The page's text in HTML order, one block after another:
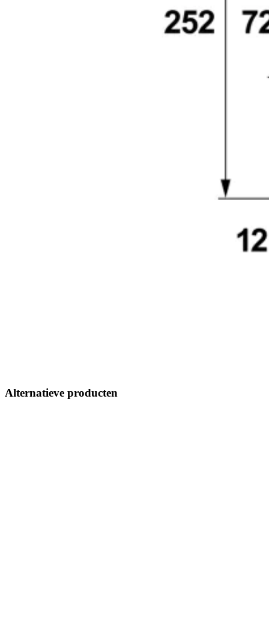
Alternatieve producten